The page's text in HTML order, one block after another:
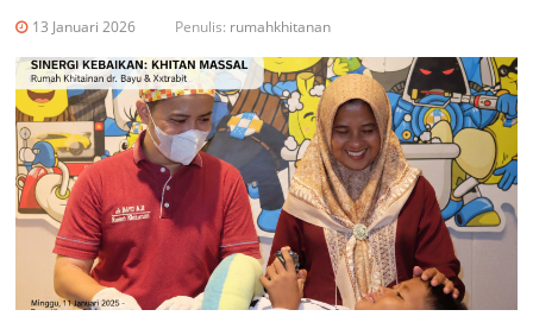
13 Januari 2026 Penulis: rumahkhitanan